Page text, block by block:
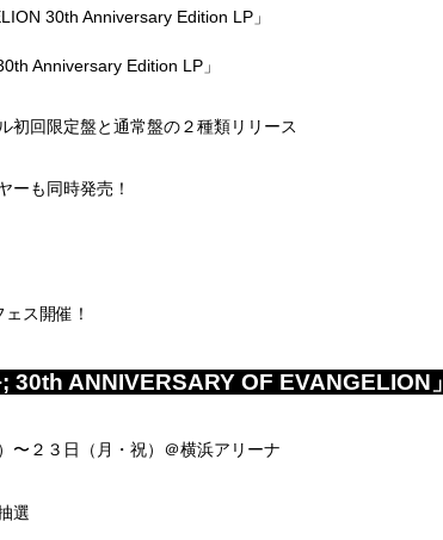
30th Anniversary Edition LP 」
Anniversary Edition LP 」
回限定盤と通常盤の２種類リリース
も同時発売！
ス開催！
30th ANNIVERSARY OF EVANGELION」
２３日（月・祝）＠横浜アリーナ
選